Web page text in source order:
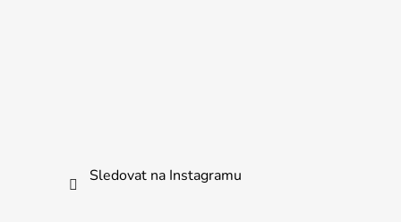
Sledovat na Instagramu